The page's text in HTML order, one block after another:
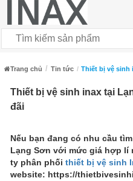
Trang chủ Tin tức Thiết bị vệ sinh
Thiết bị vệ sinh inax tại
đãi
Nếu bạn đang có nhu cầu
Lạng Sơn với mức giá hợp lí
ty phân phối thiết bị vệ sinh
website: https://